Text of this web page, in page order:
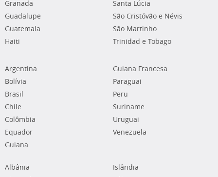
Granada
Guadalupe
Guatemala
Haiti
Santa Lúcia
São Cristóvão e Névis
São Martinho
Trinidad e Tobago
Argentina
Bolívia
Brasil
Chile
Colômbia
Equador
Guiana
Guiana Francesa
Paraguai
Peru
Suriname
Uruguai
Venezuela
Albânia
Islândia